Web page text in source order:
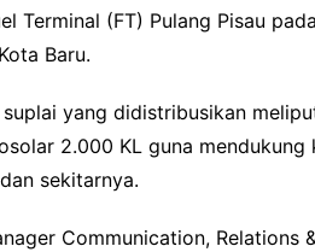
Terminal (FT) Pulang Pisau
Baru.
yang didistribusikan
2.000 KL guna
sekitarnya.
Communication, Relations